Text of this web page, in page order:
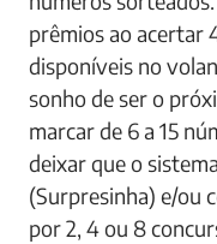
prêmios ao acertar
disponíveis no
sonho de ser o
marcar de 6 a 15
deixar que o
(Surpresinha) e/ou
por 2, 4 ou 8